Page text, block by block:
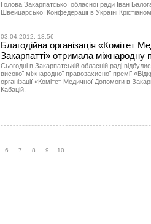
Голова Закарпатської обласної ради Іван
Швейцарської Конфедерації в Україні
03.04.2012, 18:56
Благодійна організація «Комітет
Закарпатті» отримала
Сьогодні в Закарпатській обласній раді
високої міжнародної правозахисної премії
організації «Комітет Медичної Допомоги в
Кабацій.
6 7 8 9 10